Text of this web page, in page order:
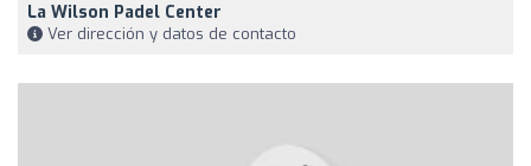
La Wilson Padel Center
Ver dirección y datos de contacto